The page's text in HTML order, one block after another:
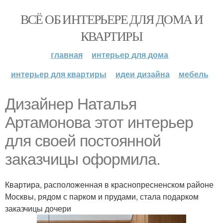
ВСЁ ОБ ИНТЕРЬЕРЕ ДЛЯ ДОМА И
КВАРТИРЫ
главная
интерьер для дома
интерьер для квартиры
идеи дизайна мебель
Дизайнер Наталья
Артамонова этот интерьер
для своей постоянной
заказчицы оформила.
Квартира, расположенная в краснопресненском районе
Москвы, рядом с парком и прудами, стала подарком
заказчицы дочери